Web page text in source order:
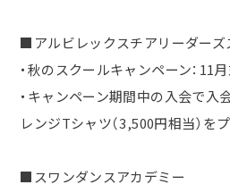
■アルビレックスチアリーダーズ
・秋のスクールキャンペーン：11
・キャンペーン期間中の入会で入
レンジTシャツ（3,500円相当）を
■スワンダンスアカデミー